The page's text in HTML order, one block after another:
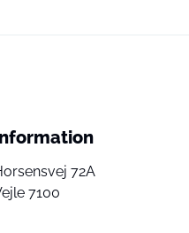
72A
7100